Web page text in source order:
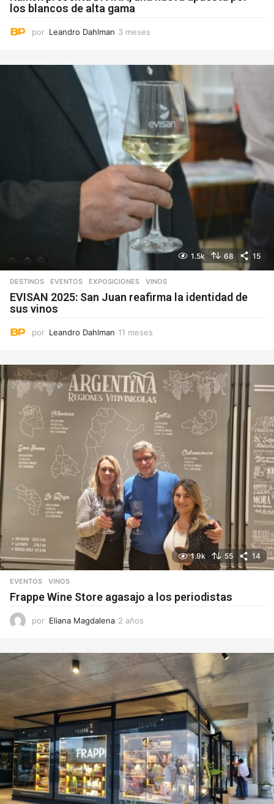
los blancos de alta gama
por Leandro Dahlman 3 meses
s
e
1.5k 68 15
DESTINOS ,EVENTOS ,EXPOSICIONES VINOS
EVISAN 2025: San Juan reafirma la identidad de
sus vinos
por Leandro Dahlman 11 meses
e
s
e
s
1.9k 55 14
EVENTOS VINOS
Frappe Wine Store agasajo a los periodistas
por Eliana Magdalena 2 años
o